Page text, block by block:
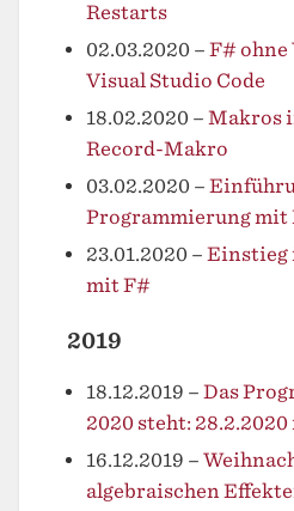
Restarts
02.03.2020 – F#
Visual Studio Code
18.02.2020 – Makros
Record-Makro
03.02.2020 –
Programmierung mit
23.01.2020 – Einstieg
mit F#
2019
18.12.2019 – Das
2020 steht:
16.12.2019 –
algebraischen